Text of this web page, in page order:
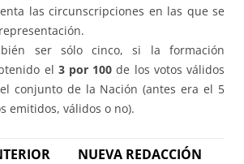
las circunscripciones en las que se
ser sólo cinco, si la formación
el 3 por 100 de los votos válidos
conjunto de la Nación (antes era el 5
emitidos, válidos o no).
NUEVA REDACCIÓN